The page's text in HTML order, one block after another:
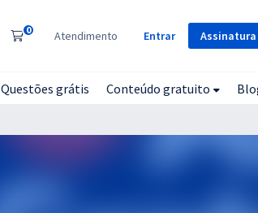
Assinatura
0 Atendimento Entrar
Questões grátis Conteúdo gratuito